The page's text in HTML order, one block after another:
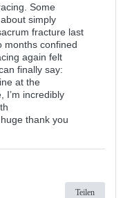
Some
simply
fracture last
months confined
again felt
finally say:
at the
I’m incredibly
thank you
Teilen